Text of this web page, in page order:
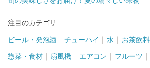
注目のカテゴリ
ビール・発泡酒 チューハイ 水 お茶飲料
惣菜・食材 扇風機 エアコン フルーツ